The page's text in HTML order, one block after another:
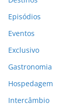
Episódios
Eventos
Exclusivo
Gastronomia
Hospedagem
Intercâmbio